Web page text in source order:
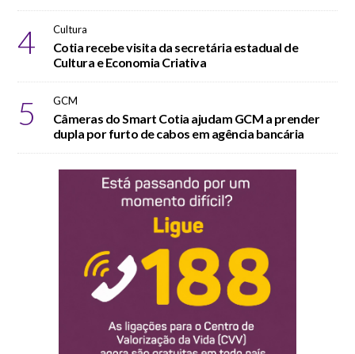
4 Cultura
Cotia recebe visita da secretária estadual de
Cultura e Economia Criativa
5 GCM
Câmeras do Smart Cotia ajudam GCM a prender
dupla por furto de cabos em agência bancária